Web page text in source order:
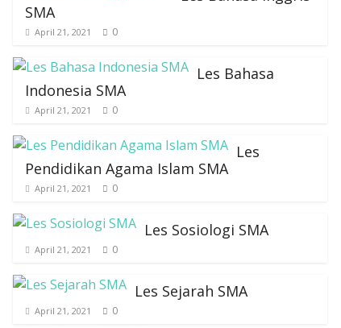
SMA
April 21, 2021 0
Les Bahasa
Indonesia SMA
April 21, 2021 0
Les
Pendidikan Agama Islam SMA
April 21, 2021 0
Les Sosiologi SMA
April 21, 2021 0
Les Sejarah SMA
April 21, 2021 0